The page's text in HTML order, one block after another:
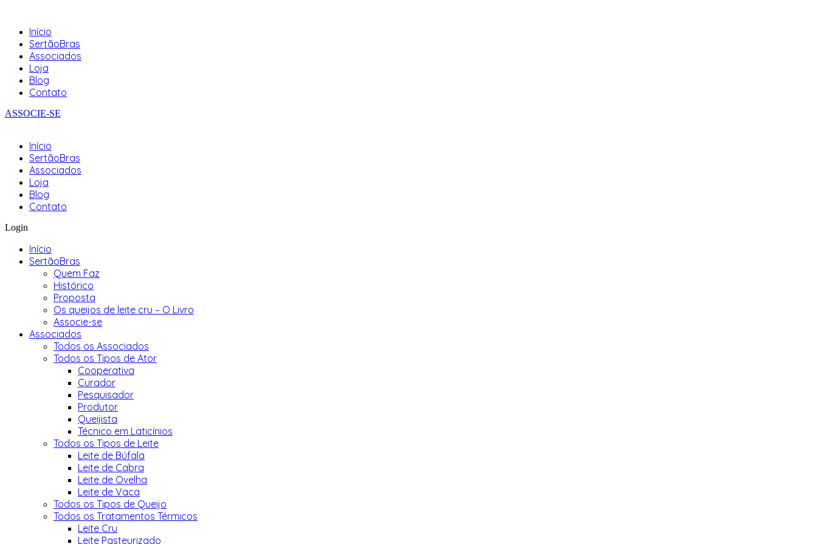
Início
SertãoBras
Associados
Loja
Blog
Contato
ASSOCIE-SE
Início
SertãoBras
Associados
Loja
Blog
Contato
Login
Início
SertãoBras
Quem Faz
Histórico
Proposta
Os queijos de leite cru – O Livro
Associe-se
Associados
Todos os Associados
Todos os Tipos de Ator
Cooperativa
Curador
Pesquisador
Produtor
Queijista
Técnico em Laticínios
Todos os Tipos de Leite
Leite de Búfala
Leite de Cabra
Leite de Ovelha
Leite de Vaca
Todos os Tipos de Queijo
Todos os Tratamentos Térmicos
Leite Cru
Leite Pasteurizado